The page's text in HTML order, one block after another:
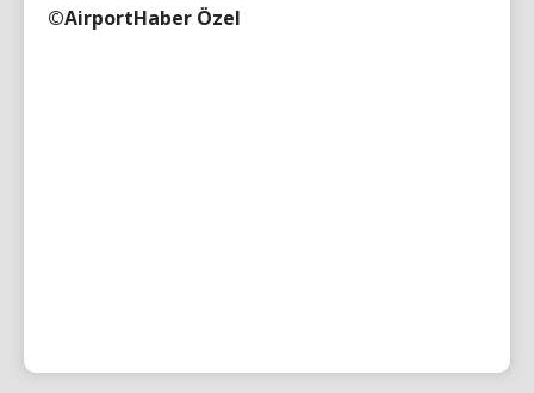
©AirportHaber Özel